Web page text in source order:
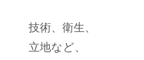
技術、衛生、
立地など、